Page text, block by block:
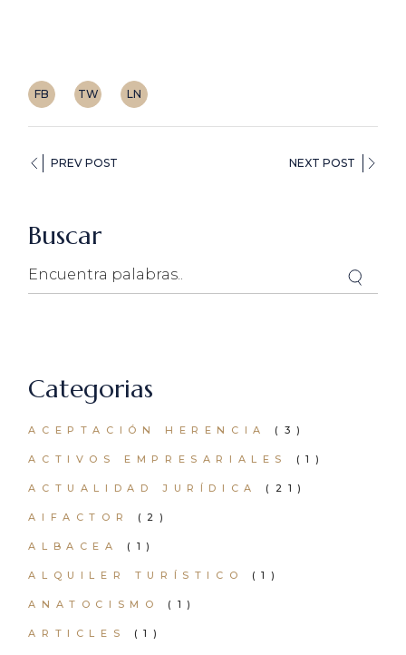
FB TW LN
PREV POST NEXT POST
Buscar
Search
Categorias
ACEPTACIÓN HERENCIA (3)
ACTIVOS EMPRESARIALES (1)
ACTUALIDAD JURÍDICA (21)
AIFACTOR (2)
ALBACEA (1)
ALQUILER TURÍSTICO (1)
ANATOCISMO (1)
ARTICLES (1)